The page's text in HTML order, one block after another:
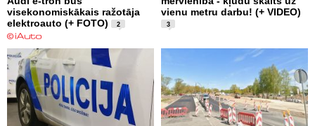
visekonomiskākais ražotāja
elektroauto (+ FOTO)
2
vienu metru darbu! (+ VIDEO)
3